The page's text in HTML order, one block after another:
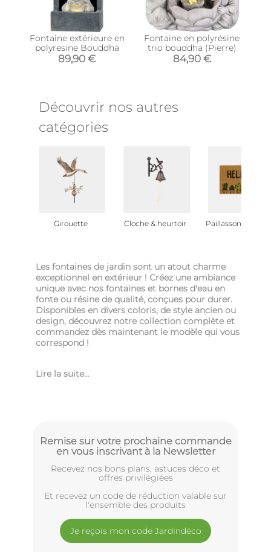
Fontaine extérieure en
polyresine Bouddha
89,90 €
Fontaine en polyrésine
trio bouddha (Pierre)
84,90 €
Découvrir nos autres
catégories
Girouette Cloche & heurtoir Paillasson de
Les fontaines de jardin sont un atout charme
exceptionnel en extérieur ! Créez une ambiance
unique avec nos fontaines et bornes d'eau en
fonte ou résine de qualité, conçues pour durer.
Disponibles en divers coloris, de style ancien ou
design, découvrez notre collection complète et
commandez dès maintenant le modèle qui vous
correspond !
Lire la suite...
Remise sur votre prochaine commande
en vous inscrivant à la Newsletter
Recevez nos bons plans, astuces déco et
offres privilègiées
Et recevez un code de réduction valable sur
l'ensemble des produits
Je reçois mon code Jardindéco